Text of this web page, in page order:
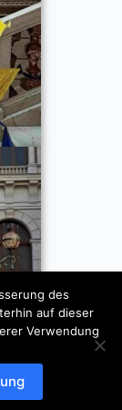
des
auf dieser
Verwendung